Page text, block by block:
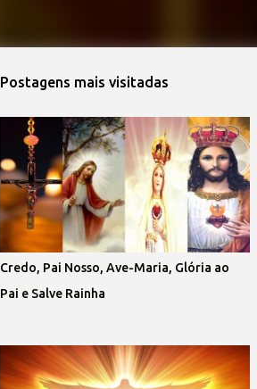
Postagens mais visitadas
Credo, Pai Nosso, Ave-Maria, Glória ao
Pai e Salve Rainha